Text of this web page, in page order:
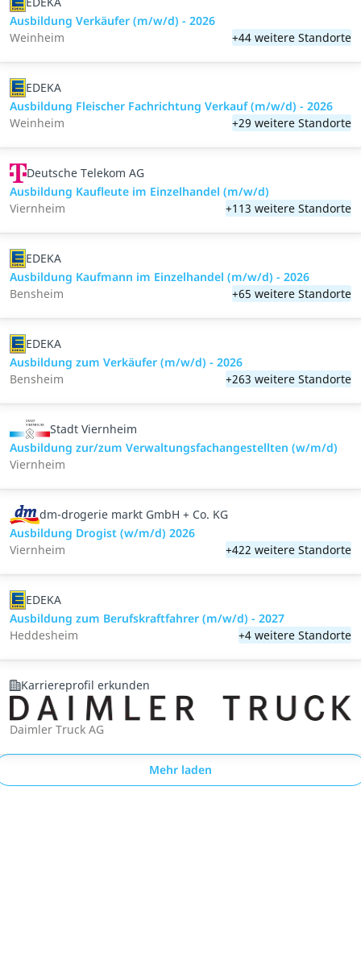
Ausbildung Verkäufer (m/w/d) - 2026
Weinheim
+44 weitere Standorte
EDEKA
Ausbildung Fleischer Fachrichtung Verkauf (m/w/d) - 2026
Weinheim
+29 weitere Standorte
Deutsche Telekom AG
Ausbildung Kaufleute im Einzelhandel (m/w/d)
Viernheim
+113 weitere Standorte
EDEKA
Ausbildung Kaufmann im Einzelhandel (m/w/d) - 2026
Bensheim
+65 weitere Standorte
EDEKA
Ausbildung zum Verkäufer (m/w/d) - 2026
Bensheim
+263 weitere Standorte
Stadt Viernheim
Ausbildung zur/zum Verwaltungsfachangestellten (w/m/d)
Viernheim
dm-drogerie markt GmbH + Co. KG
Ausbildung Drogist (w/m/d) 2026
Viernheim
+422 weitere Standorte
EDEKA
Ausbildung zum Berufskraftfahrer (m/w/d) - 2027
Heddesheim
+4 weitere Standorte
Karriereprofil erkunden
Daimler Truck AG
Mehr laden